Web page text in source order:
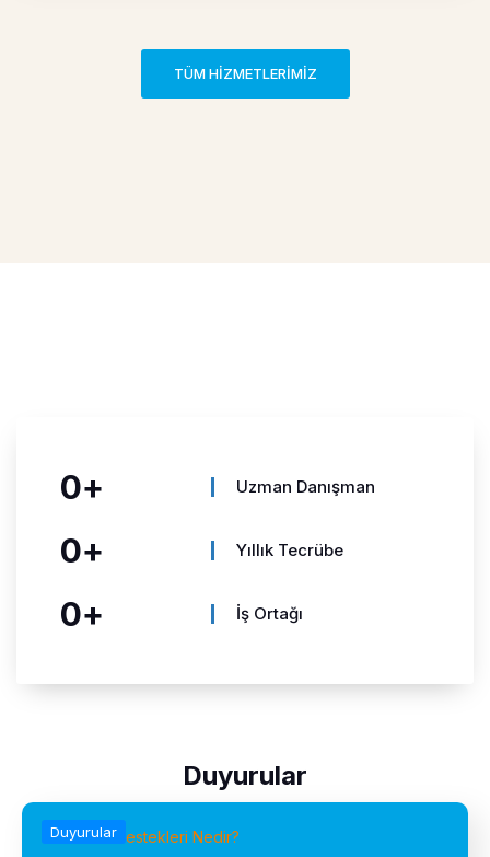
TÜM HİZMETLERİMİZ
0+ Uzman Danışman
0+ Yıllık Tecrübe
0+ İş Ortağı
Duyurular
Duyurular